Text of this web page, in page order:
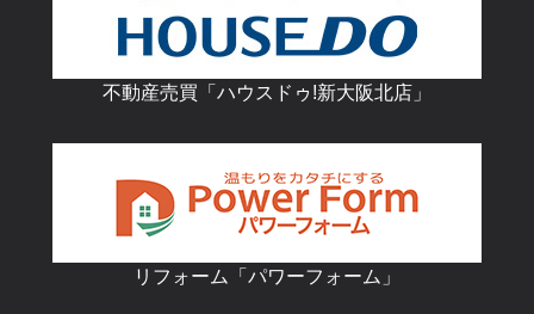
不動産売買「ハウスドゥ!新大阪北店」
リフォーム「パワーフォーム」